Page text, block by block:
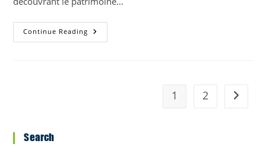
découvrant le patrimoine…
Continue Reading
La
Corrida
1 2 Go to
Search